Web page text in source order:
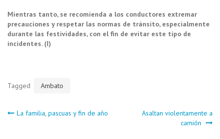
Mientras tanto, se recomienda a los conductores extremar
precauciones y respetar las normas de tránsito, especialmente
durante las festividades, con el fin de evitar este tipo de
incidentes. (I)
Tagged Ambato
Navegación
La familia, pascuas y fin de año
Asaltan violentamente a
camión